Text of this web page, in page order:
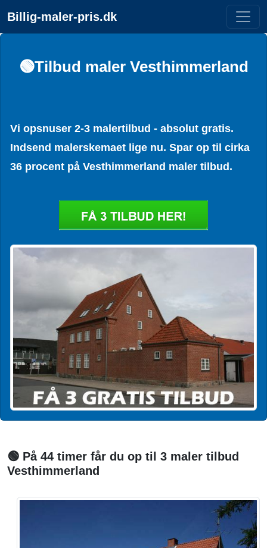
Billig-maler-pris.dk
🟢Tilbud maler Vesthimmerland
Vi opsnuser 2-3 malertilbud - absolut gratis.
Indsend malerskemaet lige nu. Spar op til cirka
36 procent på Vesthimmerland maler tilbud.
🟢 På 44 timer får du op til 3 maler tilbud
Vesthimmerland